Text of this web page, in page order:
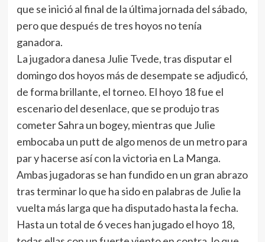
que se inició al final de la última jornada del sábado,
pero que después de tres hoyos no tenía
ganadora.
La jugadora danesa Julie Tvede, tras disputar el
domingo dos hoyos más de desempate se adjudicó,
de forma brillante, el torneo. El hoyo 18 fue el
escenario del desenlace, que se produjo tras
cometer Sahra un bogey, mientras que Julie
embocaba un putt de algo menos de un metro para
par y hacerse así con la victoria en La Manga.
Ambas jugadoras se han fundido en un gran abrazo
tras terminar lo que ha sido en palabras de Julie la
vuelta más larga que ha disputado hasta la fecha.
Hasta un total de 6 veces han jugado el hoyo 18,